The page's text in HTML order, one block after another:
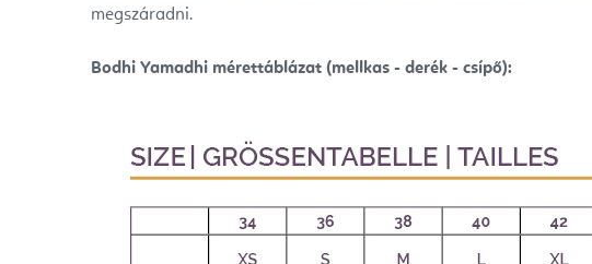
megszáradni.
Bodhi Yamadhi mérettáblázat (mellkas - derék - csípő):